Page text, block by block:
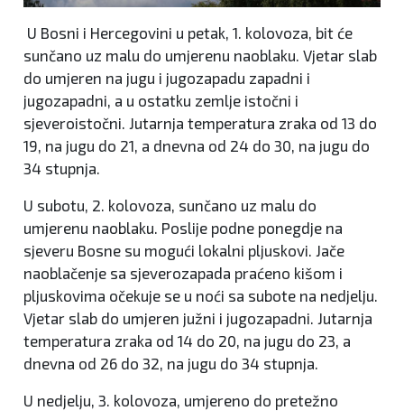
U Bosni i Hercegovini u petak, 1. kolovoza, bit će
sunčano uz malu do umjerenu naoblaku. Vjetar slab
do umjeren na jugu i jugozapadu zapadni i
jugozapadni, a u ostatku zemlje istočni i
sjeveroistočni. Jutarnja temperatura zraka od 13 do
19, na jugu do 21, a dnevna od 24 do 30, na jugu do
34 stupnja.
U subotu, 2. kolovoza, sunčano uz malu do
umjerenu naoblaku. Poslije podne ponegdje na
sjeveru Bosne su mogući lokalni pljuskovi. Jače
naoblačenje sa sjeverozapada praćeno kišom i
pljuskovima očekuje se u noći sa subote na nedjelju.
Vjetar slab do umjeren južni i jugozapadni. Jutarnja
temperatura zraka od 14 do 20, na jugu do 23, a
dnevna od 26 do 32, na jugu do 34 stupnja.
U nedjelju, 3. kolovoza, umjereno do pretežno